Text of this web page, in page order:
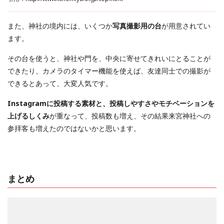
また、神社の境内には、いくつか写真撮影用の台が用意されてい
ます。
その台を使うと、神社や門を、中央に寄せてきれいにとることが
できたり、カメラのタイマー機能を使えば、友達同士での撮影が
できるとあって、大変人気です。
Instagramに投稿する素材と、投稿しやすさやモチベーションを
上げるしくみが重なって、投稿数も増え、その結果来宮神社への
参拝客も増えたのではないかと思います。
まとめ